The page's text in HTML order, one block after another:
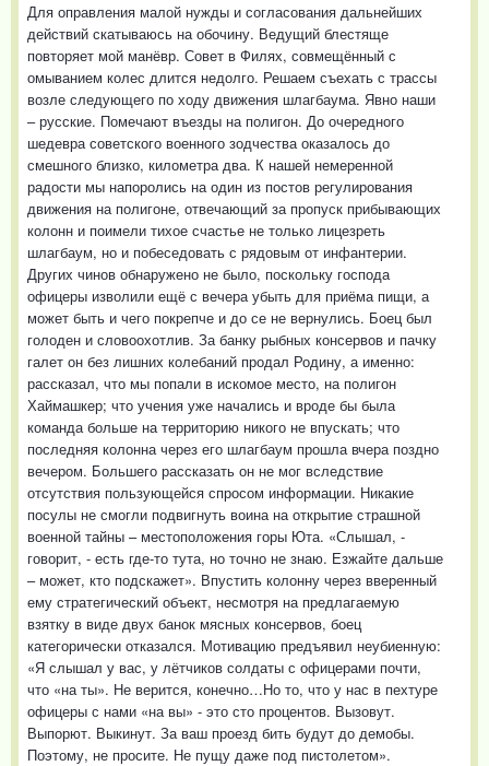
Для оправления малой нужды и согласования дальнейших
действий скатываюсь на обочину. Ведущий блестяще
повторяет мой манёвр. Совет в Филях, совмещённый с
омыванием колес длится недолго. Решаем съехать с трассы
возле следующего по ходу движения шлагбаума. Явно наши
– русские. Помечают въезды на полигон. До очередного
шедевра советского военного зодчества оказалось до
смешного близко, километра два. К нашей немеренной
радости мы напоролись на один из постов регулирования
движения на полигоне, отвечающий за пропуск прибывающих
колонн и поимели тихое счастье не только лицезреть
шлагбаум, но и побеседовать с рядовым от инфантерии.
Других чинов обнаружено не было, поскольку господа
офицеры изволили ещё с вечера убыть для приёма пищи, а
может быть и чего покрепче и до се не вернулись. Боец был
голоден и словоохотлив. За банку рыбных консервов и пачку
галет он без лишних колебаний продал Родину, а именно:
рассказал, что мы попали в искомое место, на полигон
Хаймашкер; что учения уже начались и вроде бы была
команда больше на территорию никого не впускать; что
последняя колонна через его шлагбаум прошла вчера поздно
вечером. Большего рассказать он не мог вследствие
отсутствия пользующейся спросом информации. Никакие
посулы не смогли подвигнуть воина на открытие страшной
военной тайны – местоположения горы Юта. «Слышал, -
говорит, - есть где-то тута, но точно не знаю. Езжайте дальше
– может, кто подскажет». Впустить колонну через вверенный
ему стратегический объект, несмотря на предлагаемую
взятку в виде двух банок мясных консервов, боец
категорически отказался. Мотивацию предъявил неубиенную:
«Я слышал у вас, у лётчиков солдаты с офицерами почти,
что «на ты». Не верится, конечно…Но то, что у нас в пехтуре
офицеры с нами «на вы» - это сто процентов. Вызовут.
Выпорют. Выкинут. За ваш проезд бить будут до демобы.
Поэтому, не просите. Не пущу даже под пистолетом».